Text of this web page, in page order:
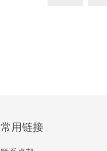
常用链接